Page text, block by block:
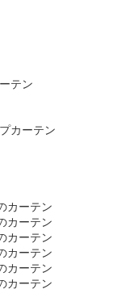
テン
カーテン
カーテン
カーテン
カーテン
カーテン
カーテン
カーテン